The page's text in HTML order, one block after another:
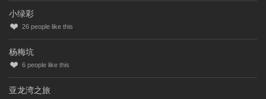
小绿彩
26 people like this
杨梅坑
6 people like this
亚龙湾之旅